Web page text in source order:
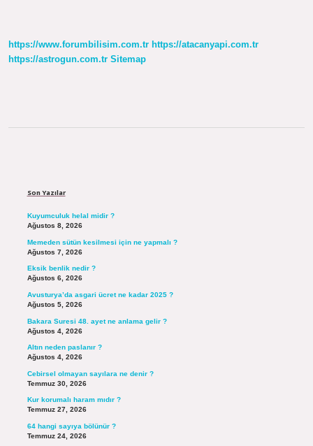
https://www.forumbilisim.com.tr https://atacanyapi.com.tr
https://astrogun.com.tr Sitemap
Son Yazılar
Kuyumculuk helal midir ?
Ağustos 8, 2026
Memeden sütün kesilmesi için ne yapmalı ?
Ağustos 7, 2026
Eksik benlik nedir ?
Ağustos 6, 2026
Avusturya’da asgari ücret ne kadar 2025 ?
Ağustos 5, 2026
Bakara Suresi 48. ayet ne anlama gelir ?
Ağustos 4, 2026
Altın neden paslanır ?
Ağustos 4, 2026
Cebirsel olmayan sayılara ne denir ?
Temmuz 30, 2026
Kur korumalı haram mıdır ?
Temmuz 27, 2026
64 hangi sayıya bölünür ?
Temmuz 24, 2026